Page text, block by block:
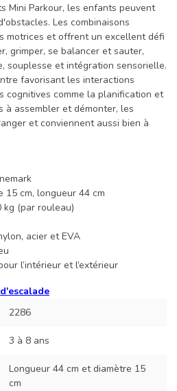
Mini Parkour, les enfants peuvent
Les combinaisons
motrices et offrent un excellent défi
grimper, se balancer et sauter,
souplesse et intégration sensorielle.
favorisant les interactions
cognitives comme la planification et
à assembler et démonter, les
et conviennent aussi bien à
15 cm, longueur 44 cm
kg (par rouleau)
acier et EVA
l’intérieur et l’extérieur
2286
3 à 8 ans
Longueur 44 cm et diamètre 15
cm